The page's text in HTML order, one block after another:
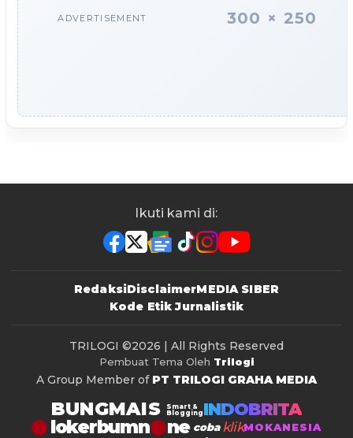
ADVERTISEMENT 300 × 250
Ikuti kami di:
RedaksiDisclaimerMEDIA SIBER
Kode Etik Jurnalistik
TRILOGI ©2026 | All Rights Reserved
Pembuat Tema Oleh Trilogi
A Group Member of PT TRILOGI GRAHA MEDIA
BUNGMAIS
Smart &
Blogging INDOBRITA
lokerbumn coba klikMOKANESIA